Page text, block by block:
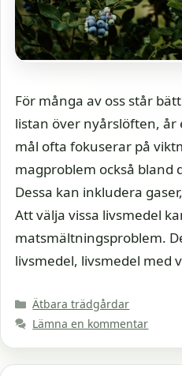
För många av oss står
listan över nyårslöften, år
mål ofta fokuserar på
magproblem också bland
Dessa kan inkludera
Att välja vissa livsmedel
matsmältningsproblem.
livsmedel, livsmedel med
Kategorier
Ätbara trädgårdar
Lämna en kommentar